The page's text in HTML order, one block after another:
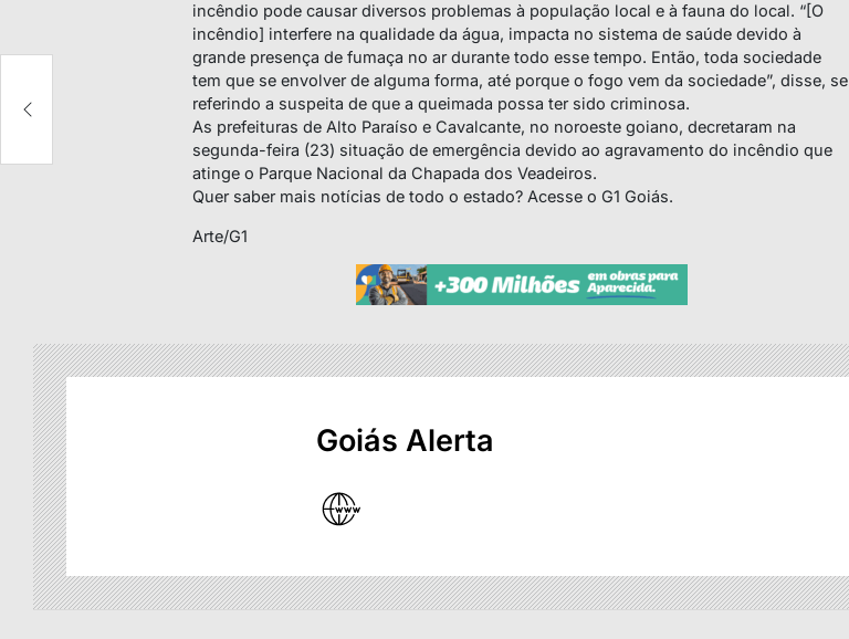
incêndio pode causar diversos problemas à população local e à fauna do local. “[O
incêndio] interfere na qualidade da água, impacta no sistema de saúde devido à
grande presença de fumaça no ar durante todo esse tempo. Então, toda sociedade
tem que se envolver de alguma forma, até porque o fogo vem da sociedade”, disse, se
referindo a suspeita de que a queimada possa ter sido criminosa.
As prefeituras de Alto Paraíso e Cavalcante, no noroeste goiano, decretaram na
segunda-feira (23) situação de emergência devido ao agravamento do incêndio que
atinge o Parque Nacional da Chapada dos Veadeiros.
Quer saber mais notícias de todo o estado? Acesse o G1 Goiás.
Arte/G1
Goiás Alerta